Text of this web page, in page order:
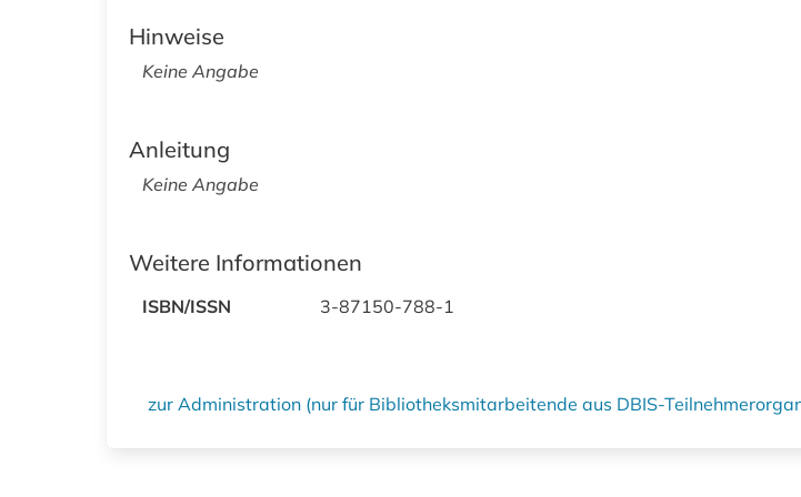
Hinweise
Keine Angabe
Anleitung
Keine Angabe
Weitere Informationen
ISBN/ISSN 3-87150-788-1
zur Administration (nur für Bibliotheksmitarbeitende aus DBIS-